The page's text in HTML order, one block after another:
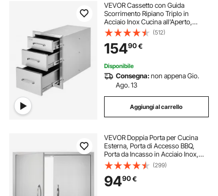
VEVOR Cassetto con Guida
Scorrimento Ripiano Triplo in
Acciaio Inox Cucina all'Aperto,
Cassettiera per Isola di BBQ Cucina
Esterna Cassetto Triplo con Guide
Scorrimento in Acciaio Inox Altezza
51,6cm
(512)
15490€
Disponibile
Consegna:non appena Gio.
Ago. 13
Aggiungi al carrello
VEVOR Doppia Porta per Cucina
Esterna, Porta di Accesso BBQ,
Porta da Incasso in Acciaio Inox,
Porta Verticale a Parete con
Maniglie, per Isola BBQ Stazione
per Grigliate, Mobile Esterno
790x790 mm
(299)
9490€